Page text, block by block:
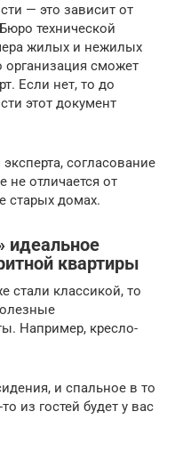
— это зависит от
технической
жилых и нежилых
сможет
Если нет, то до
этот документ
согласование
не отличается от
старых домах.
идеальное
квартиры
стали классикой, то
Например, кресло-
и спальное в то
из гостей будет у вас